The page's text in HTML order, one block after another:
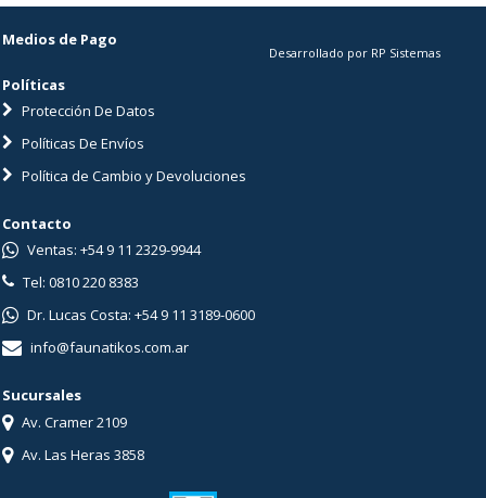
Medios de Pago
Políticas
Protección De Datos
Políticas De Envíos
Política de Cambio y Devoluciones
Desarrollado por RP Sistemas
Contacto
Ventas: +54 9 11 2329-9944
Tel: 0810 220 8383
Dr. Lucas Costa: +54 9 11 3189-0600
info@faunatikos.com.ar
Sucursales
Av. Cramer 2109
Av. Las Heras 3858